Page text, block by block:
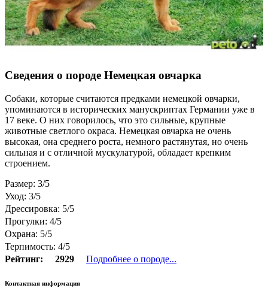
Сведения о породе Немецкая овчарка
Собаки, которые считаются предками немецкой овчарки,
упоминаются в исторических манускриптах Германии уже в
17 веке. О них говорилось, что это сильные, крупные
животные светлого окраса. Немецкая овчарка не очень
высокая, она среднего роста, немного растянутая, но очень
сильная и с отличной мускулатурой, обладает крепким
строением.
Размер: 3/5
Уход: 3/5
Дрессировка: 5/5
Прогулки: 4/5
Охрана: 5/5
Терпимость: 4/5
Рейтинг:
2929 Подробнее о породе...
Контактная информация